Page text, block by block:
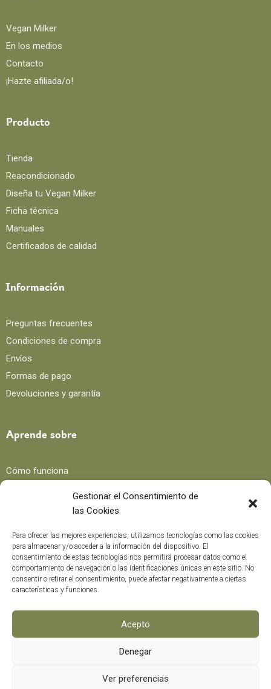
Gestionar el Consentimiento de
las Cookies
Para ofrecer las mejores experiencias, utilizamos tecnologías como las cookies
para almacenar y/o acceder a la información del dispositivo. El
consentimiento de estas tecnologías nos permitirá procesar datos como el
comportamiento de navegación o las identificaciones únicas en este sitio. No
consentir o retirar el consentimiento, puede afectar negativamente a ciertas
características y funciones.
Acepto
Denegar
Ver preferencias
Vegan Milker
En los medios
Contacto
¡Hazte afiliada/o!
Producto
Tienda
Reacondicionado
Diseña tu Vegan Milker
Ficha técnica
Manuales
Certificados de calidad
Información
Preguntas frecuentes
Condiciones de compra
Envíos
Formas de pago
Devoluciones y garantía
Aprende sobre
Cómo funciona
Blog
Recetas
Trucos y consejos